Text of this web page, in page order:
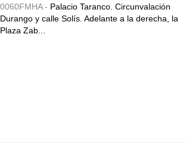
0060FMHA - Palacio Taranco. Circunvalación
Durango y calle Solís. Adelante a la derecha, la
Plaza Zab...